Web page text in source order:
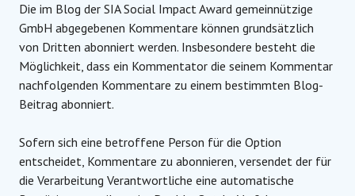
Die im Blog der SIA Social Impact Award gemeinnützige
GmbH abgegebenen Kommentare können grundsätzlich
von Dritten abonniert werden. Insbesondere besteht die
Möglichkeit, dass ein Kommentator die seinem Kommentar
nachfolgenden Kommentare zu einem bestimmten Blog-
Beitrag abonniert.
Sofern sich eine betroffene Person für die Option
entscheidet, Kommentare zu abonnieren, versendet der für
die Verarbeitung Verantwortliche eine automatische